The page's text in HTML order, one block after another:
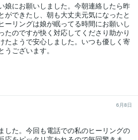
娘にお願いしました。今朝連絡したら昨
ができたし、朝も大丈夫元気になったと
ーリングは娘が眠ってる時間にお願いし
たのですが快く対応してくださり助かり
たようで安心しました。いつも優しく寄
うございます。
6月8日
した。今回も電話での私のヒーリングの